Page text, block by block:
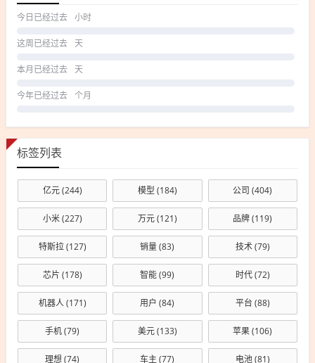
今日已经过去 小时
这周已经过去 天
本月已经过去 天
今年已经过去 个月
标签列表
亿元(244) 模型 (184) 公司 (404)
小米(227) 万元(121) 品牌(119)
特斯拉(127) 销量(83) 技术(79)
芯片 (178) 智能(99) 时代(72)
机器人(171) 用户 (84) 平台 (88)
手机(79) 美元(133) 苹果(106)
理想(74) 车主 (77) 电池(81)